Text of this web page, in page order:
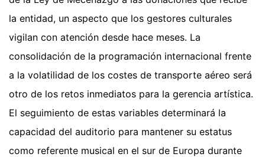
la entidad, un aspecto que los gestores culturales
vigilan con atención desde hace meses. La
consolidación de la programación internacional frente
a la volatilidad de los costes de transporte aéreo será
otro de los retos inmediatos para la gerencia artística.
El seguimiento de estas variables determinará la
capacidad del auditorio para mantener su estatus
como referente musical en el sur de Europa durante